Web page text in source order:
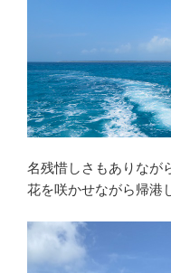
名残惜しさもありなが
花を咲かせながら帰港